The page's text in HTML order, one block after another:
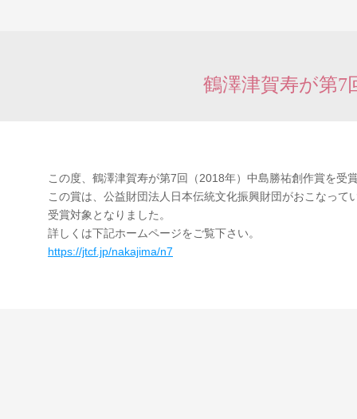
鶴澤津賀寿が第7
この度、鶴澤津賀寿が第7回（2018年）中島勝祐創作賞を受
この賞は、公益財団法人日本伝統文化振興財団がおこなっ
受賞対象となりました。
詳しくは下記ホームページをご覧下さい。
https://jtcf.jp/nakajima/n7